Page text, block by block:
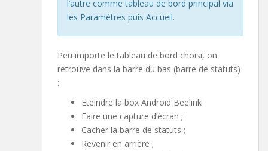
l’autre comme tableau de bord principal via
les Paramètres puis Accueil.
Peu importe le tableau de bord choisi, on
retrouve dans la barre du bas (barre de statuts)
:
Eteindre la box Android Beelink
Faire une capture d’écran ;
Cacher la barre de statuts ;
Revenir en arrière ;